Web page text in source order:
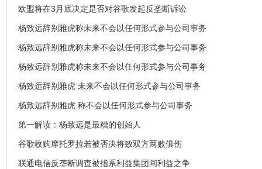
欧盟将在3月底决定是否对谷歌发起反垄断诉讼
杨致远辞别雅虎称未来不会以任何形式参与公司事务
杨致远辞别雅虎称未来不会以任何形式参与公司事务
杨致远辞别雅虎称未来不会以任何形式参与公司事务
杨致远辞别雅虎 未来不会以任何形式参与公司事务
杨致远辞别雅虎 称不会以任何形式参与公司事务
第一解读：杨致远是最糟的创始人
谷歌收购摩托罗拉若被否决将致双方两败俱伤
联通电信反垄断调查被指系利益集团间利益之争